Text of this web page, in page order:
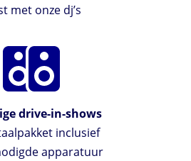
met onze dj’s
drive-in-shows
inclusief
apparatuur